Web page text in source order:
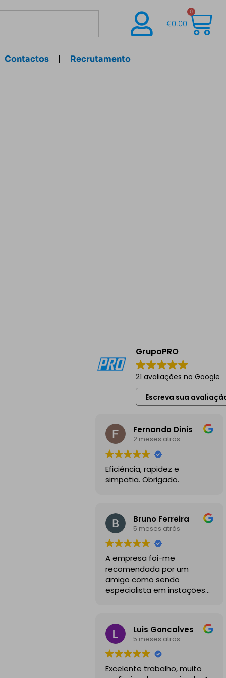
€0.00
0
Contactos Recrutamento
GrupoPRO
21 avaliações no Google
Escreva sua
Fernando Dinis
2 meses atrás
Eficiência, rapidez e
simpatia. Obrigado.
Bruno Ferreira
5 meses atrás
A empresa foi-me
recomendada por um
amigo como sendo
especialista em instações
sempre bastante
profissionais, comunicativos
e disponiveis para todas as
minhas dúvidas.
A instalação de tomada
Luis Goncalves
5 meses atrás
Excelente trabalho, muito